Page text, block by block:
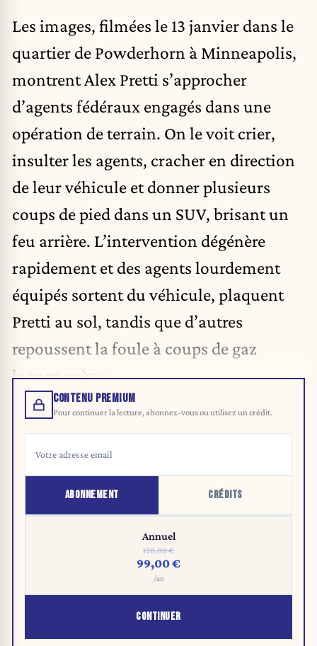
Les images, filmées le 13 janvier dans le
quartier de Powderhorn à Minneapolis,
montrent Alex Pretti s’approcher
d’agents fédéraux engagés dans une
opération de terrain. On le voit crier,
insulter les agents, cracher en direction
de leur véhicule et donner plusieurs
coups de pied dans un SUV, brisant un
feu arrière. L’intervention dégénère
rapidement et des agents lourdement
équipés sortent du véhicule, plaquent
Pretti au sol, tandis que d’autres
repoussent la foule à coups de gaz
lacrymogène.
CONTENU PREMIUM
Pour continuer la lecture, abonnez-vous ou utilisez un crédit.
ABONNEMENT CRÉDITS
Annuel
120,00 €
99,00 €
/an
CONTINUER